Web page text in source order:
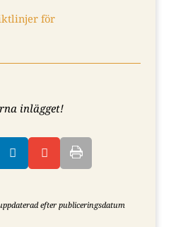
för
inlägget!
 
efter publiceringsdatum